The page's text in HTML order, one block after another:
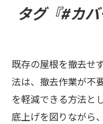
タグ『#カ
既存の屋根を撤去せ
法は、撤去作業が不
を軽減できる方法と
底上げを図りながら